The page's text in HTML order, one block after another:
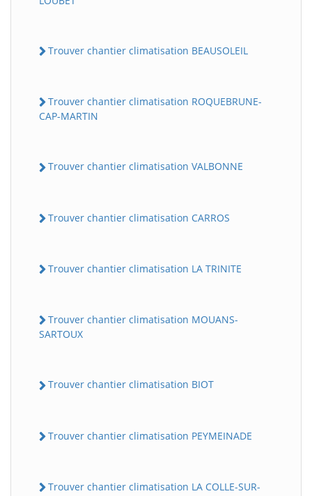
Trouver chantier climatisation BEAUSOLEIL
Trouver chantier climatisation ROQUEBRUNE-
CAP-MARTIN
Trouver chantier climatisation VALBONNE
Trouver chantier climatisation CARROS
Trouver chantier climatisation LA TRINITE
Trouver chantier climatisation MOUANS-
SARTOUX
Trouver chantier climatisation BIOT
Trouver chantier climatisation PEYMEINADE
Trouver chantier climatisation LA COLLE-SUR-